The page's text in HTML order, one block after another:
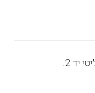
יד 2.